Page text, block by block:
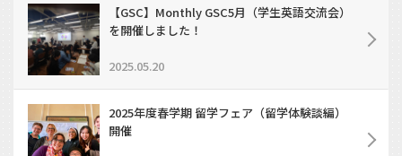
【GSC】Monthly GSC5月（学生英語交流会）
を開催しました！
2025.05.20
2025年度春学期 留学フェア（留学体験談編）
開催